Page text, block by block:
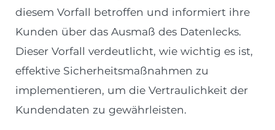
diesem Vorfall betroffen und informiert ihre
Kunden über das Ausmaß des Datenlecks.
Dieser Vorfall verdeutlicht, wie wichtig es ist,
effektive Sicherheitsmaßnahmen zu
implementieren, um die Vertraulichkeit der
Kundendaten zu gewährleisten.